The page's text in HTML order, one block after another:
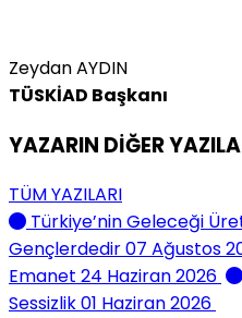
Zeydan AYDIN
TÜSKİAD Başkanı
YAZARIN DİĞER
TÜM YAZILARI
Türkiye’nin Geleceği
Gençlerdedir07 Ağustos
Emanet 24 Haziran 2026
Sessizlik01 Haziran 2026